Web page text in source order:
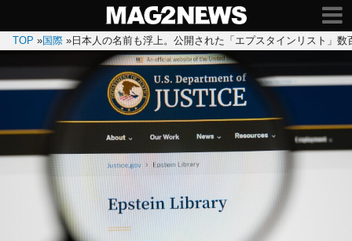
TOP »国際 » 日本人の名前も浮上。公開された「エプスタインリスト」